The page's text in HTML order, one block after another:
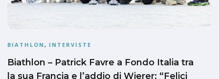
BIATHLON , INTERVISTE
Biathlon – Patrick Favre a Fondo Italia tra
la sua Francia e l’addio di Wierer: “Felici